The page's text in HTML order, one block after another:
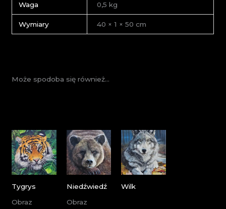
Waga 0,5 kg
Wymiary 40 × 1 × 50 cm
Może spodoba się również…
Tygrys
Obraz
Niedźwiedź
Obraz
Wilk